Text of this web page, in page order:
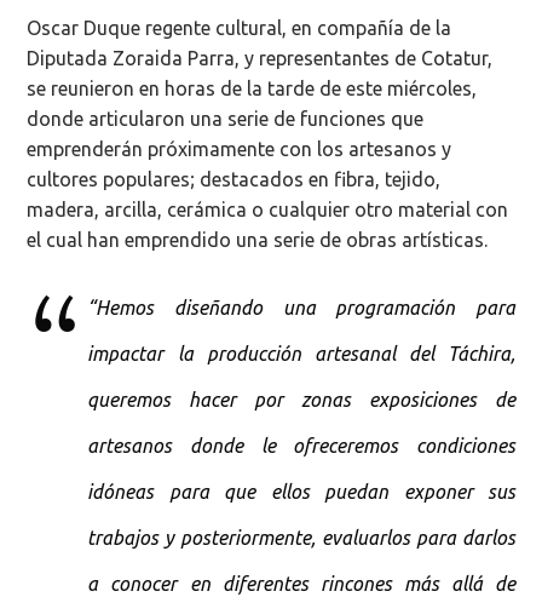
Oscar Duque regente cultural, en compañía de la
Diputada Zoraida Parra, y representantes de Cotatur,
se reunieron en horas de la tarde de este miércoles,
donde articularon una serie de funciones que
emprenderán próximamente con los artesanos y
cultores populares; destacados en fibra, tejido,
madera, arcilla, cerámica o cualquier otro material con
el cual han emprendido una serie de obras artísticas.
“Hemos diseñando una programación para
impactar la producción artesanal del Táchira,
queremos hacer por zonas exposiciones de
artesanos donde le ofreceremos condiciones
idóneas para que ellos puedan exponer sus
trabajos y posteriormente, evaluarlos para darlos
a conocer en diferentes rincones más allá de